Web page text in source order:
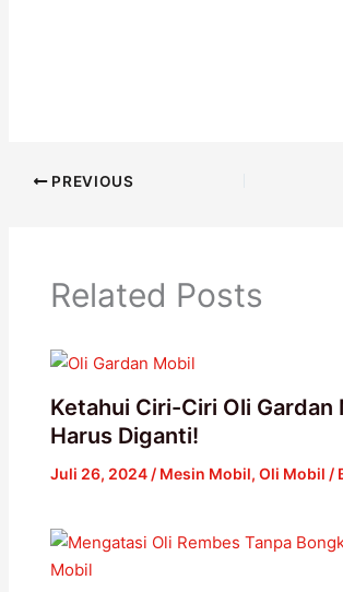
PREVIOUS
Related Posts
Ketahui Ciri-Ciri Oli Gardan
Harus Diganti!
Juli 26, 2024 / Mesin Mobil, Oli Mobil /